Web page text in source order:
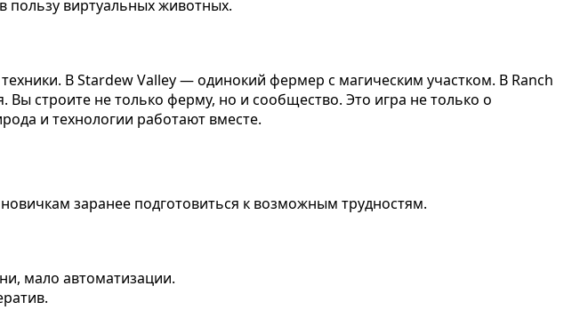
пользу виртуальных животных.
В Stardew Valley — одинокий фермер с магическим участком. В Ranch
Вы строите не только ферму, но и сообщество. Это игра не только о
и технологии работают вместе.
заранее подготовиться к возможным трудностям.
мало автоматизации.